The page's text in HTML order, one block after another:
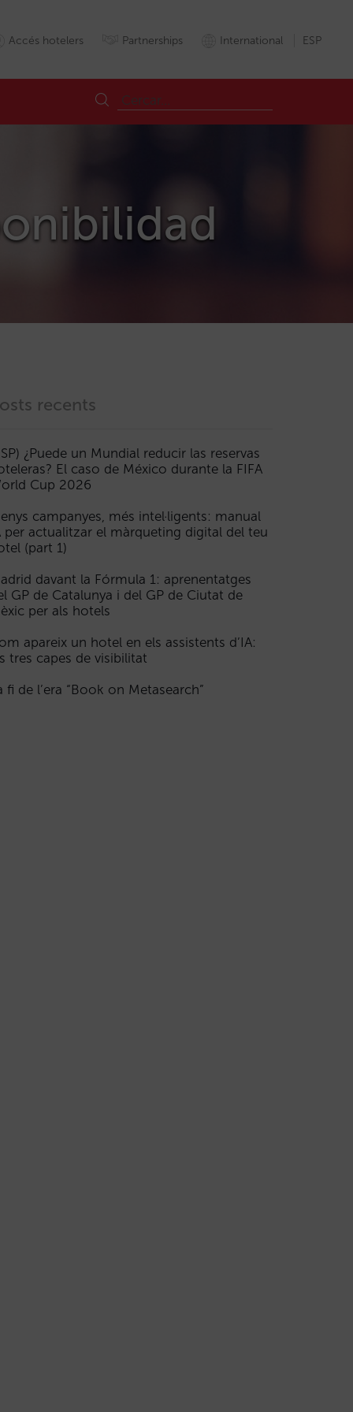
Accés hotelers Partnerships International ESP
recents
¿Puede un Mundial reducir las reservas
El caso de México durante la FIFA
Cup 2026
campanyes, més intel·ligents: manual
per actualitzar el màrqueting digital del teu
(part 1)
davant la Fórmula 1: aprenentatges
GP de Catalunya i del GP de Ciutat de
per als hotels
apareix un hotel en els assistents d’IA:
tres capes de visibilitat
fi de l’era “Book on Metasearch”